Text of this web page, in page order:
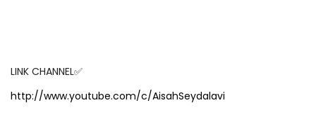
LINK CHANNEL✅
http://www.youtube.com/c/AisahSeydalavi